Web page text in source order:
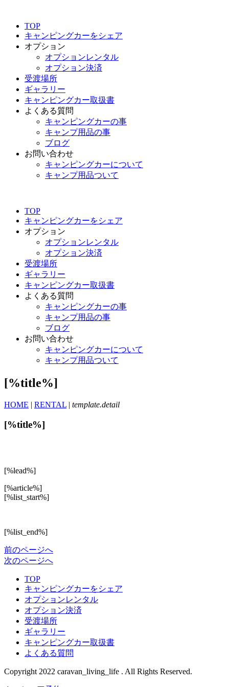
TOP
キャンピングカーをシェア
オプション
オプションレンタル
オプション決済
受渡場所
ギャラリー
キャンピングカー取扱書
よくある質問
キャンピングカーの事
キャンプ用品の事
ブログ
お問い合わせ
キャンピングカーについて
キャンプ用品ついて
TOP
キャンピングカーをシェア
オプション
オプションレンタル
オプション決済
受渡場所
ギャラリー
キャンピングカー取扱書
よくある質問
キャンピングカーの事
キャンプ用品の事
ブログ
お問い合わせ
キャンピングカーについて
キャンプ用品ついて
[%title%]
HOME | RENTAL | template.detail
[%title%]
[%lead%]
[%article%]
[%list_start%]
[%list_end%]
前のページへ
次のページへ
TOP
キャンピングカーをシェア
オプションレンタル
オプション決済
受渡場所
ギャラリー
キャンピングカー取扱書
よくある質問
Copyright 2022 caravan_living_life . All Rights Reserved.